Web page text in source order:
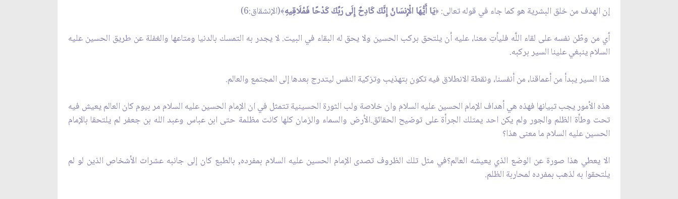
إن الهدف من خلق البشرية هو كما جاء في قوله تعالى: ﴿يَا أَيُّهَا الْإِنسَانُ إِنَّكَ كَادِحٌ إِلَى رَبِّكَ كَدْحًا فَمُلَاقِيهِ﴾(الإنشقاق:6)
أي من وطّن نفسه على لقاء اللَّه فليأتِ معنا، عليه أن يلتحق بركب الحسين‏ ولا يحق له البقاء في البيت. لا يجدر به التمسك بالدنيا ومتاعها والغفلة عن طريق الحسين عليه
السلام ينبغي علينا السير بركبه.
هذا السير يبدأ من أعماقنا، من أنفسنا، ونقطة الانطلاق فيه تكون بتهذيب وتزكية النفس ليتدرج بعدها إلى المجتمع والعالم.
هذه الأمور يجب تبيانها فهذه هي أهداف الإمام الحسين عليه السلام وان خلاصة ولب الثورة الحسينية تتمثل في ان الإمام الحسين عليه السلام مر بيوم كان العالم يعيش فيه
تحت وطأة الظلم والجور ولم يكن احد يمتلك الجرأة على توضيح الحقائق.الأرض والسماء والزمان كلها كانت مظلمة حتى ابن عباس وعبد الله بن جعفر لم يلتحقا بالإمام
الحسين عليه السلام ما معنى هذا؟
الا يعطي هذا صورة عن الوضع الذي يعيشه العالم؟في مثل تلك الظروف تصدى الإمام الحسين عليه السلام بمفرده, بالطبع كان إلى جانبه عشرات الأشخاص الذين لو لم
يلتحقوا به لذهب بمفرده لمحاربة الظلم.